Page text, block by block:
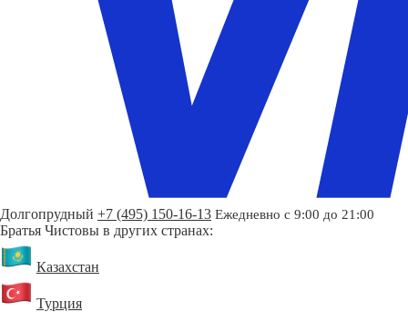
Долгопрудный +7 (495) 150-16-13 Ежедневно с 9:00 до 21:00
Братья Чистовы в других странах:
Казахстан
Турция